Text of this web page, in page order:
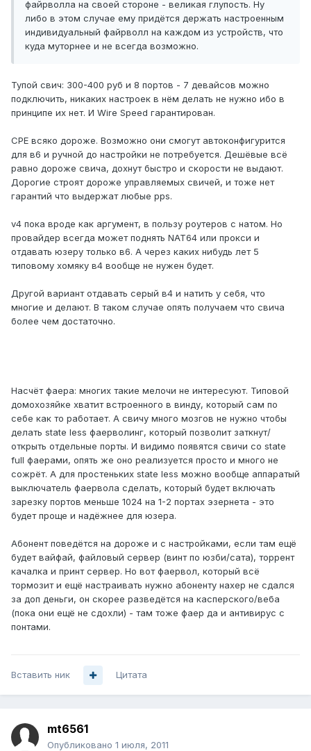
файрволла на своей стороне - великая глупость. Ну
либо в этом случае ему придётся держать настроенным
индивидуальный файрволл на каждом из устройств, что
куда муторнее и не всегда возможно.
Тупой свич: 300-400 руб и 8 портов - 7 девайсов можно
подключить, никаких настроек в нём делать не нужно ибо в
принципе их нет. И Wire Speed гарантирован.
CPE всяко дороже. Возможно они смогут автоконфигурится
для в6 и ручной до настройки не потребуется. Дешёвые всё
равно дороже свича, дохнут быстро и скорости не выдают.
Дорогие строят дороже управляемых свичей, и тоже нет
гарантий что выдержат любые pps.
v4 пока вроде как аргумент, в пользу роутеров с натом. Но
провайдер всегда может поднять NAT64 или прокси и
отдавать юзеру только в6. А через каких нибудь лет 5
типовому хомяку в4 вообще не нужен будет.
Другой вариант отдавать серый в4 и натить у себя, что
многие и делают. В таком случае опять получаем что свича
более чем достаточно.
Насчёт фаера: многих такие мелочи не интересуют. Типовой
домохозяйке хватит встроенного в винду, который сам по
себе как то работает. А свичу много мозгов не нужно чтобы
делать state less фаерволинг, который позволит заткнут/
открыть отдельные порты. И видимо появятся свичи со state
full фаерами, опять же оно реализуется просто и много не
сожрёт. А для простеньких state less можно вообще аппаратый
выключатель фаервола сделать, который будет включать
зарезку портов меньше 1024 на 1-2 портах эзернета - это
будет проще и надёжнее для юзера.
Абонент поведётся на дороже и с настройками, если там ещё
будет вайфай, файловый сервер (винт по юзби/сата), торрент
качалка и принт сервер. Но вот фаервол, который всё
тормозит и ещё настраивать нужно абоненту нахер не сдался
за доп деньги, он скорее разведётся на касперского/веба
(пока они ещё не сдохли) - там тоже фаер да и антивирус с
понтами.
Вставить ник Цитата
mt6561
Опубликовано 1 июля, 2011